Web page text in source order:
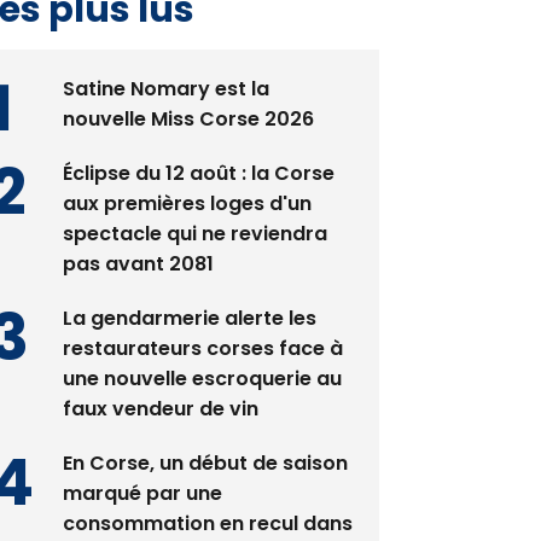
Satine Nomary est la
nouvelle Miss Corse 2026
Éclipse du 12 août : la Corse
aux premières loges d'un
spectacle qui ne reviendra
pas avant 2081
La gendarmerie alerte les
restaurateurs corses face à
une nouvelle escroquerie au
faux vendeur de vin
En Corse, un début de saison
marqué par une
consommation en recul dans